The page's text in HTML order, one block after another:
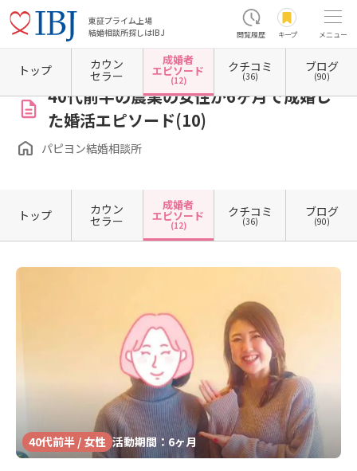
東証プライム上場
結婚相談所探しはIBJ
閲覧履歴 キープ メニュー
ホーム 山梨県の結婚相談所 パピヨン結婚相談所 成婚者エピソード一覧 成婚者エピ
40代前半の農業の女性が6ヶ月で成婚し
た婚活エピソード(10)
パピヨン結婚相談所
トップ カウン
セラー
成婚者
エピソード
(12)
クチコミ
(36)
ブログ
(90)
トップ カウン
セラー
成婚者
エピソード
(12)
クチコミ
(36)
ブログ
(90)
40代前半 / 女性 活動期間：6ヶ月